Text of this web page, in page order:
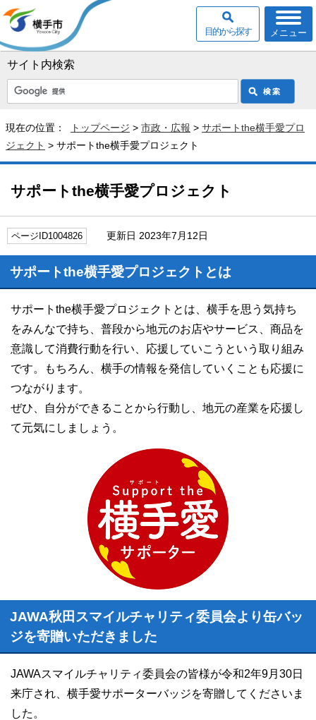
サイト内検索
メニュー
目的から探す
現在の位置： トップページ > 市政・広報 > サポートthe横手愛プロ
ジェクト > サポートthe横手愛プロジェクト
サポートthe横手愛プロジェクト
ページID1004826 更新日 2023年7月12日
サポートthe横手愛プロジェクトとは
サポートthe横手愛プロジェクトとは、横手を思う気持ち
をみんなで持ち、普段から地元のお店やサービス、商品を
意識して消費行動を行い、応援していこうという取り組み
です。もちろん、横手の情報を発信していくことも応援に
つながります。
ぜひ、自分ができることから行動し、地元の産業を応援し
て元気にしましょう。
JAWA秋田スマイルチャリティ委員会より缶バッ
ジを寄贈いただきました
JAWAスマイルチャリティ委員会の皆様が令和2年9月30日
来庁され、横手愛サポーターバッジを寄贈してくださいま
した。